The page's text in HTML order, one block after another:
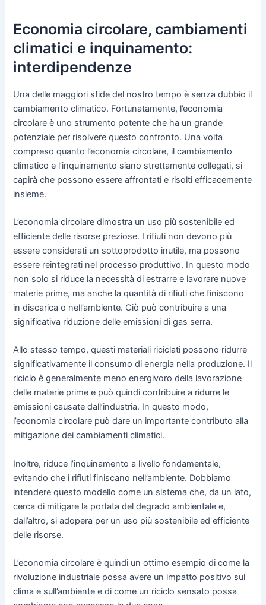
Economia circolare, cambiamenti
climatici e inquinamento:
interdipendenze
Una delle maggiori sfide del nostro tempo è senza dubbio il
cambiamento climatico. Fortunatamente, l’economia
circolare è uno strumento potente che ha un grande
potenziale per risolvere questo confronto. Una volta
compreso quanto l’economia circolare, il cambiamento
climatico e l’inquinamento siano strettamente collegati, si
capirà che possono essere affrontati e risolti efficacemente
insieme.
L’economia circolare dimostra un uso più sostenibile ed
efficiente delle risorse preziose. I rifiuti non devono più
essere considerati un sottoprodotto inutile, ma possono
essere reintegrati nel processo produttivo. In questo modo
non solo si riduce la necessità di estrarre e lavorare nuove
materie prime, ma anche la quantità di rifiuti che finiscono
in discarica o nell’ambiente. Ciò può contribuire a una
significativa riduzione delle emissioni di gas serra.
Allo stesso tempo, questi materiali riciclati possono ridurre
significativamente il consumo di energia nella produzione. Il
riciclo è generalmente meno energivoro della lavorazione
delle materie prime e può quindi contribuire a ridurre le
emissioni causate dall’industria. In questo modo,
l’economia circolare può dare un importante contributo alla
mitigazione dei cambiamenti climatici.
Inoltre, riduce l’inquinamento a livello fondamentale,
evitando che i rifiuti finiscano nell’ambiente. Dobbiamo
intendere questo modello come un sistema che, da un lato,
cerca di mitigare la portata del degrado ambientale e,
dall’altro, si adopera per un uso più sostenibile ed efficiente
delle risorse.
L’economia circolare è quindi un ottimo esempio di come la
rivoluzione industriale possa avere un impatto positivo sul
clima e sull’ambiente e di come un riciclo sensato possa